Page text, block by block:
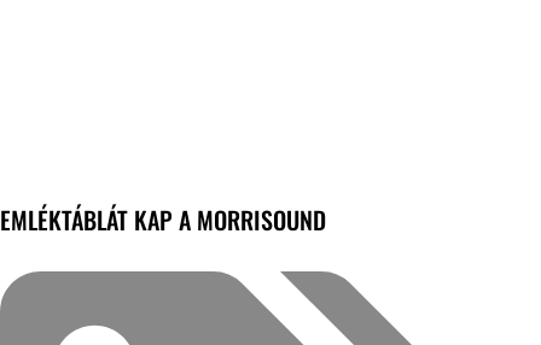
EMLÉKTÁBLÁT KAP A MORRISOUND